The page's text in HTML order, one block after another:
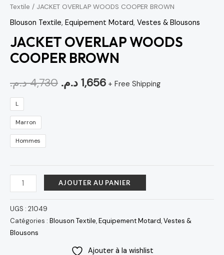
Textile / JACKET OVERLAP WOODS COOPER BROWN
Blouson Textile, Equipement Motard, Vestes & Blousons
JACKET OVERLAP WOODS
COOPER BROWN
4,730 د.م. 1,656 د.م. + Free Shipping
L
Marron
Hommes
AJOUTER AU PANIER
UGS : 21049
Catégories : Blouson Textile,Equipement Motard,Vestes &
Blousons
Ajouter à la wishlist